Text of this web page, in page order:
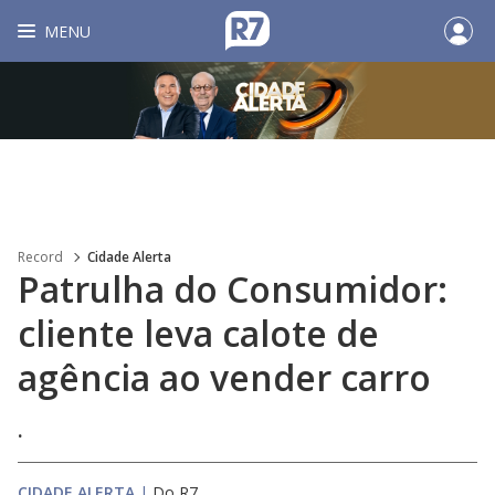
MENU
Record Cidade Alerta
Patrulha do Consumidor:
cliente leva calote de
agência ao vender carro
.